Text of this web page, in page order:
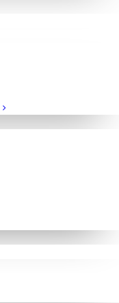
die
frühzeitige
beenden
darauf
im
Abs. 2 StPO)